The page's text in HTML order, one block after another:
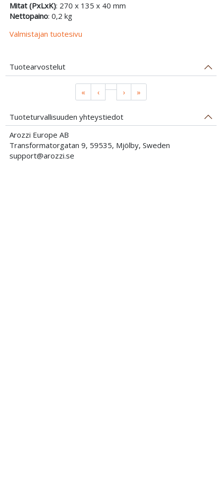
Mitat (PxLxK): 270 x 135 x 40 mm
Nettopaino: 0,2 kg
Valmistajan tuotesivu
Tuotearvostelut
« ‹ › »
Tuoteturvallisuuden yhteystiedot
Arozzi Europe AB
Transformatorgatan 9, 59535, Mjölby, Sweden
support@arozzi.se